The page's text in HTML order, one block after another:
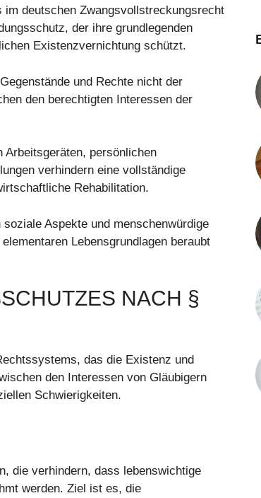
deutschen Zwangsvollstreckungsrecht
der ihre grundlegenden
Existenzvernichtung schützt.
und Rechte nicht der
den berechtigten Interessen der
Arbeitsgeräten, persönlichen
verhindern eine vollständige
Rehabilitation.
Aspekte und menschenwürdige
Lebensgrundlagen beraubt
NACH §
das die Existenz und
den Interessen von Gläubigern
Schwierigkeiten.
die verhindern, dass lebenswichtige
werden. Ziel ist es, die